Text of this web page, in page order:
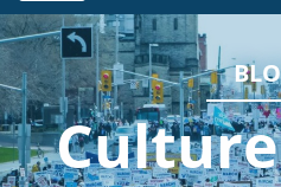
Comprendre
Agir
Boutique